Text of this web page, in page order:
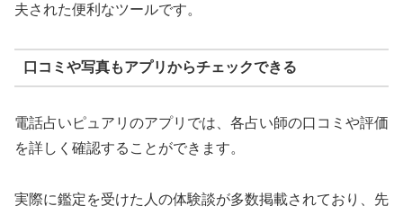
夫された便利なツールです。
口コミや写真もアプリからチェックできる
電話占いピュアリのアプリでは、各占い師の口コミや評価
を詳しく確認することができます。
実際に鑑定を受けた人の体験談が多数掲載されており、先